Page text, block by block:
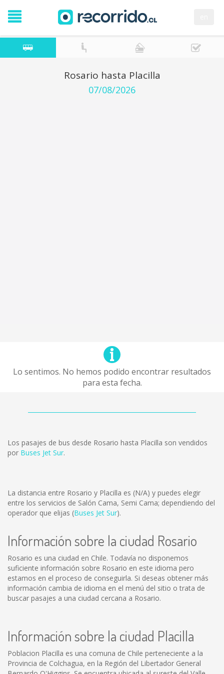
Rosario hasta Placilla
07/08/2026
Lo sentimos. No hemos podido encontrar resultados
para esta fecha.
Los pasajes de bus desde Rosario hasta Placilla son vendidos
por Buses Jet Sur.
La distancia entre Rosario y Placilla es (N/A) y puedes elegir
entre los servicios de Salón Cama, Semi Cama; dependiendo del
operador que elijas (Buses Jet Sur).
Información sobre la ciudad Rosario
Rosario es una ciudad en Chile. Todavía no disponemos
suficiente información sobre Rosario en este idioma pero
estamos en el proceso de conseguirla. Si deseas obtener más
información cambia de idioma en el menú del sitio o trata de
buscar pasajes a una ciudad cercana a Rosario.
Información sobre la ciudad Placilla
Poblacion Placilla es una comuna de Chile perteneciente a la
Provincia de Colchagua, en la Región del Libertador General